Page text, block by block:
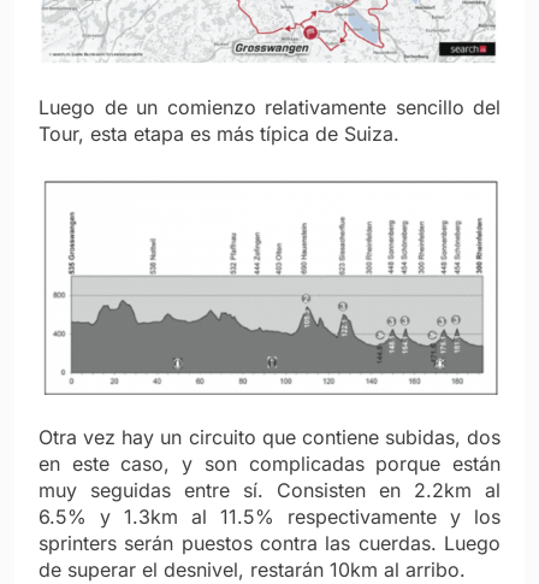
Luego de un comienzo relativamente sencillo del
Tour, esta etapa es más típica de Suiza.
Otra vez hay un circuito que contiene subidas, dos
en este caso, y son complicadas porque están
muy seguidas entre sí. Consisten en 2.2km al
6.5% y 1.3km al 11.5% respectivamente y los
sprinters serán puestos contra las cuerdas. Luego
de superar el desnivel, restarán 10km al arribo.